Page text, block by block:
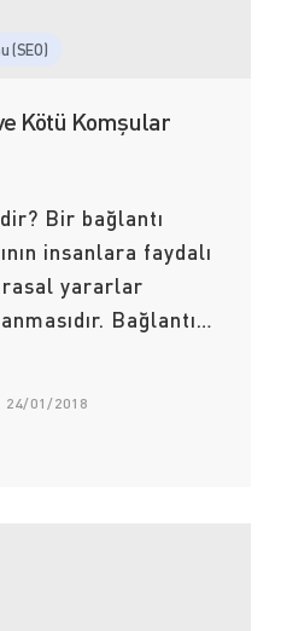
(SEO)
Kötü Komşular
Bir bağlantı
insanlara faydalı
yararlar
Bağlantı…
24/01/2018